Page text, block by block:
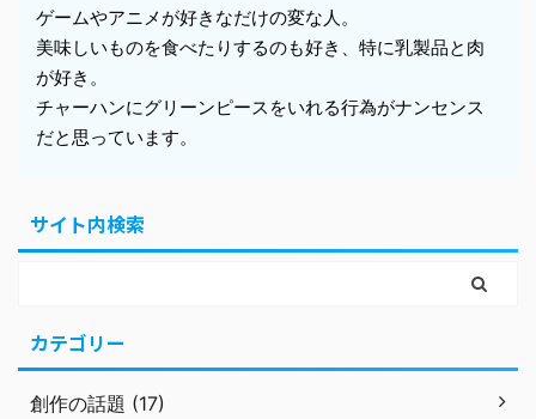
ゲームやアニメが好きなだけの変な人。
美味しいものを食べたりするのも好き、特に乳製品と肉
が好き。
チャーハンにグリーンピースをいれる行為がナンセンス
だと思っています。
サイト内検索
カテゴリー
創作の話題 (17)